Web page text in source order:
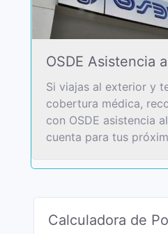
OSDE Asistencia
Si viajas al exterior y
cobertura médica,
con OSDE asistencia
cuenta para tus
Calculadora de